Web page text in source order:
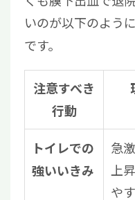
いのが以下のように
です。
注意すべき
行動
トイレでの
強いいきみ
急
上
や